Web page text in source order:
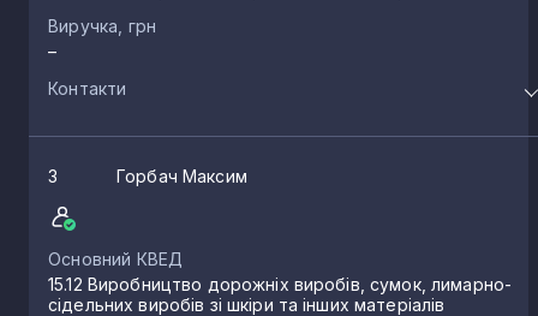
Виручка, грн
–
Контакти
3 Горбач Максим
Основний КВЕД
15.12 Виробництво дорожніх виробів, сумок, лимарно-
сідельних виробів зі шкіри та інших матеріалів